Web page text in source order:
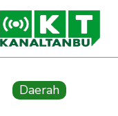
Daerah